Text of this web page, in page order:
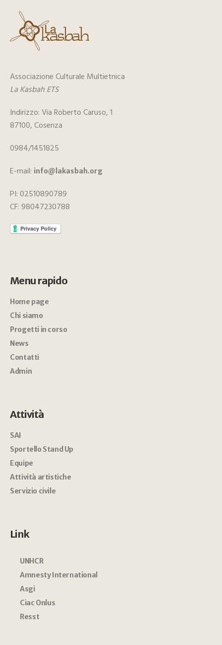
Associazione Culturale Multietnica
La Kasbah ETS
Indirizzo: Via Roberto Caruso, 1
87100, Cosenza
0984/1451825
E-mail: info@lakasbah.org
PI: 02510890789
CF: 98047230788
Menu rapido
Home page
Chi siamo
Progetti in corso
News
Contatti
Admin
Attività
SAI
Sportello Stand Up
Equipe
Attività artistiche
Servizio civile
Link
UNHCR
Amnesty International
Asgi
Ciac Onlus
Resst